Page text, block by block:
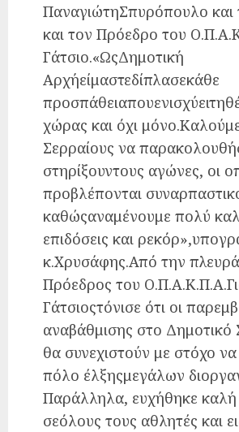
ΠαναγιώτηΣπυρόπουλο και
και τον Πρόεδρο του
Γάτσιο.«ΩςΔημοτική
Αρχήείμαστεδίπλασεκάθε
χώρας και όχι
Σερραίους να
στηρίξουντους αγώνες, οι
προβλέπονται
καθώςαναμένουμε πολύ
επιδόσεις και
κ.Χρυσάφης.Από την
Πρόεδρος του
Γάτσιοςτόνισε ότι οι
αναβάθμισης στο Δημοτικό
θα συνεχιστούν με στόχο
πόλο έλξηςμεγάλων
Παράλληλα, ευχήθηκε καλή
σεόλους τους αθλητές και